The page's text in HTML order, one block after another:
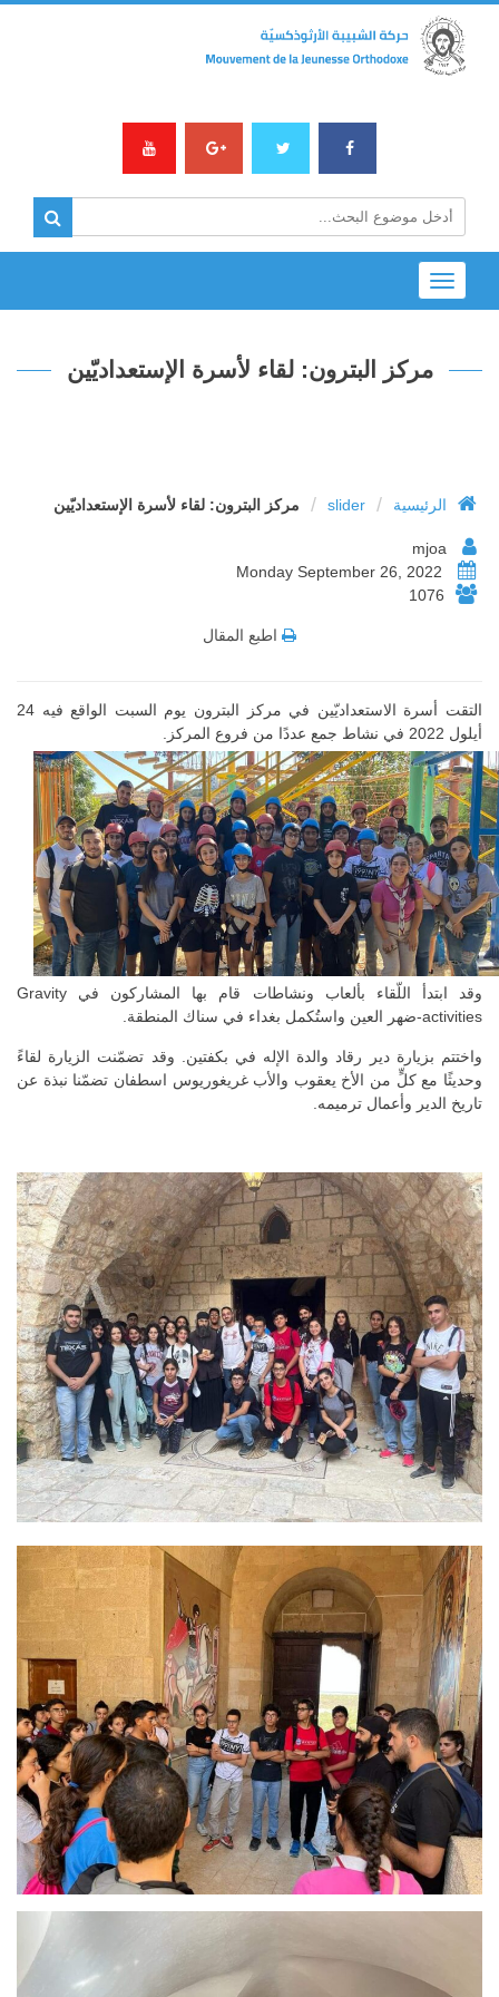
Toggle
navigation
مركز البترون: لقاء لأسرة الإستعداديّين
الرئيسية /
slider
/ مركز البترون: لقاء لأسرة الإستعداديّين
1076
اطبع المقال
التقت أسرة الاستعداديّين في مركز البترون يوم السبت الواقع فيه 24
أيلول 2022 في نشاط جمع عددًا من فروع المركز.
وقد ابتدأ اللّقاء بألعاب ونشاطات قام بها المشاركون في Gravity
activities-ضهر العين واستُكمل بغداء في سناك المنطقة.
واختتم بزيارة دير رقاد والدة الإله في بكفتين. وقد تضمّنت الزيارة لقاءً
وحديثًا مع كلٍّ من الأخ يعقوب والأب غريغوريوس اسطفان تضمّنا نبذة عن
تاريخ الدير وأعمال ترميمه.